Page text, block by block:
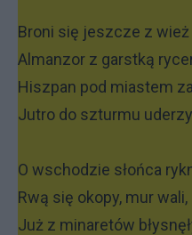
Broni się jeszcze z wież
Almanzor z garstką
Hiszpan pod miastem
Jutro do szturmu
O wschodzie słońca
Rwą się okopy, mur wali,
Już z minaretów